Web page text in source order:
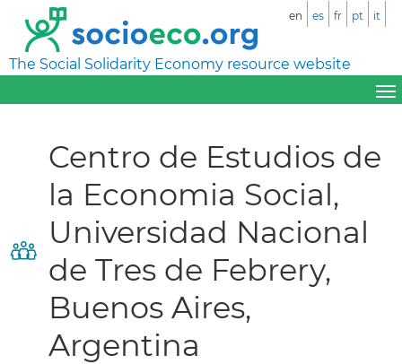
The Social Solidarity Economy resource website
en es fr pt it
Centro de Estudios de
la Economia Social,
Universidad Nacional
de Tres de Febrery,
Buenos Aires,
Argentina